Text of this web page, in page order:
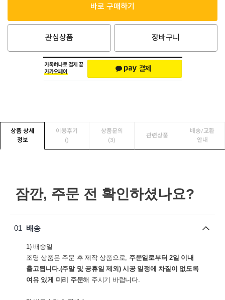
바로 구매하기
관심상품 장바구니
상품 상세
정보
이용후기
()
상품문의
(3)
관련상품
배송/교환
안내
잠깐, 주문 전 확인하셨나요?
01 배송
1) 배송일
조명 상품은 주문 후 제작 상품으로, 주문일로부터 2일 이내
출고됩니다.(주말 및 공휴일 제외) 시공 일정에 차질이 없도록
여유 있게 미리 주문해 주시기 바랍니다.